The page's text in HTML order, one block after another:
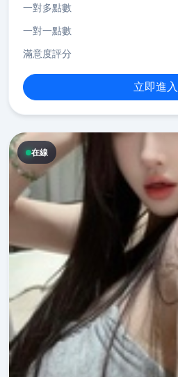
一對多點數
一對一點數
滿意度評分
立即進入
在線